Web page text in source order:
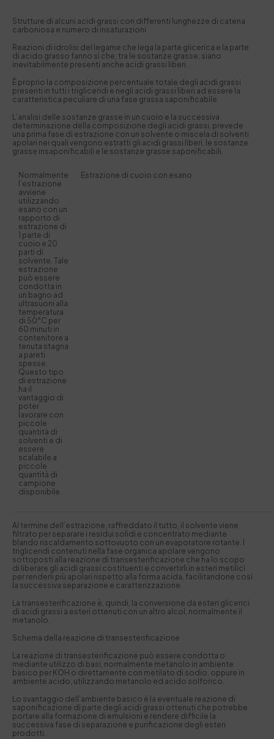
Strutture di alcuni acidi grassi con differenti lunghezze di catena
carboniosa e numero di insaturazioni
Reazioni di idrolisi del legame che lega la parte glicerica e la parte
di acido grasso fanno sì che, tra le sostanze grasse, siano
inevitabilmente presenti anche acidi grassi liberi.
È proprio la composizione percentuale totale degli acidi grassi
presenti in tutti i trigliceridi e negli acidi grassi liberi ad essere la
caratteristica peculiare di una fase grassa saponificabile.
L’analisi delle sostanze grasse in un cuoio e la successiva
determinazione della composizione degli acidi grassi, prevede
una prima fase di estrazione con un solvente o miscela di solventi
apolari nei quali vengono estratti gli acidi grassi liberi, le sostanze
grasse insaponificabili e le sostanze grasse saponificabili.
Normalmente
l’estrazione
avviene
utilizzando
esano con un
rapporto di
estrazione di
1 parte di
cuoio e 20
parti di
solvente. Tale
estrazione
può essere
condotta in
un bagno ad
ultrasuoni alla
temperatura
di 50°C per
60 minuti in
contenitore a
tenuta stagna
a pareti
spesse.
Questo tipo
di estrazione
ha il
vantaggio di
poter
lavorare con
piccole
quantità di
solventi e di
essere
scalabile a
piccole
quantità di
campione
disponibile.
Estrazione di cuoio con esano
Al termine dell’estrazione, raffreddato il tutto, il solvente viene
filtrato per separare i residui solidi e concentrato mediante
blando riscaldamento sottovuoto con un evaporatore rotante. I
trigliceridi contenuti nella fase organica apolare vengono
sottoposti alla reazione di transesterificazione che ha lo scopo
di liberare gli acidi grassi costituenti e convertirli in esteri metilici
per renderli più apolari rispetto alla forma acida, facilitandone così
la successiva separazione e caratterizzazione.
La transesterificazione è, quindi, la conversione da esteri glicerici
di acidi grassi a esteri ottenuti con un altro alcol, normalmente il
metanolo.
Schema della reazione di transesterificazione
La reazione di transesterificazione può essere condotta o
mediante utilizzo di basi, normalmente metanolo in ambiente
basico per KOH o direttamente con metilato di sodio, oppure in
ambiente acido, utilizzando metanolo ed acido solforico.
Lo svantaggio dell’ambiente basico è la eventuale reazione di
saponificazione di parte degli acidi grassi ottenuti che potrebbe
portare alla formazione di emulsioni e rendere difficile la
successiva fase di separazione e purificazione degli esteri
prodotti.